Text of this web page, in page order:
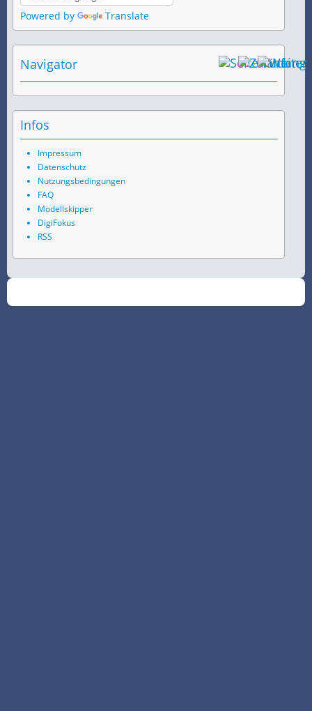
Powered by Translate
Navigator
Infos
Impressum
Datenschutz
Nutzungsbedingungen
FAQ
Modellskipper
DigiFokus
RSS